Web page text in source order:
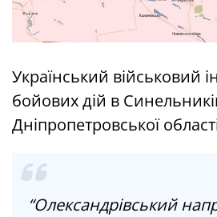
Український військовий
бойових дій в
Дніпропетровської
“Олександрівський